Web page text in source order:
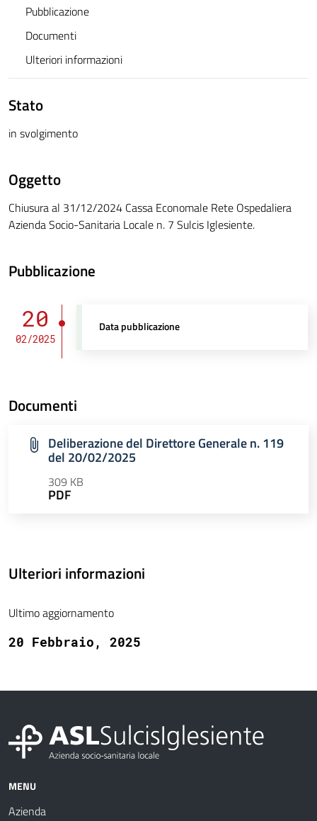
Pubblicazione
Documenti
Ulteriori informazioni
Stato
in svolgimento
Oggetto
Chiusura al 31/12/2024 Cassa Economale Rete Ospedaliera
Azienda Socio-Sanitaria Locale n. 7 Sulcis Iglesiente.
Pubblicazione
20
02/2025
Data pubblicazione
Documenti
Deliberazione del Direttore Generale n. 119
del 20/02/2025
309 KB
PDF
Ulteriori informazioni
Ultimo aggiornamento
20 Febbraio, 2025
MENU
Azienda